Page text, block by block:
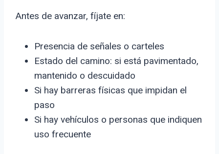
Antes de avanzar, fíjate en:
Presencia de señales o carteles
Estado del camino: si está pavimentado,
mantenido o descuidado
Si hay barreras físicas que impidan el
paso
Si hay vehículos o personas que indiquen
uso frecuente